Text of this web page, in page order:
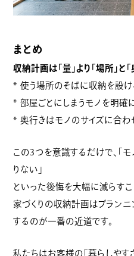
まとめ
収納計画は「量」より「場所」と
* 使う場所のそばに収納を設け
* 部屋ごとにしまうモノを明確
* 奥行きはモノのサイズに合わ
この3つを意識するだけで、「モ
りない」
といった後悔を大幅に減らすこ
家づくりの収納計画はプラン
するのが一番の近道です。
私たちはお客様の「暮らしやす